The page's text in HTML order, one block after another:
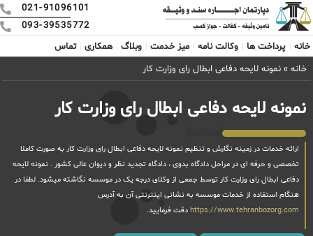
021-91096101
093-39535772
خانه
پرداخت ها وکالت نامه میز خدمت وبلاگ همکاری
تماس
خانه » نمونه لایحه دفاعی ابطال رای وزارت کار
نمونه لایحه دفاعی ابطال رای وزارت کار
ارائه خدمات در زمینه نگارش و تنظیم نمونه لایحه دفاعی ابطال رای وزارت کار به صورت کاملا
تخصصی و حرفه ای در مراحل دادگاه بدوی ، دادگاه تجدید نظر و دیوان عالی کشور . نمونه لایحه
دفاعی ابطال رای وزارت کار توسط جمعی از وکلای درجه یک در موسسه نگاشته میشود. لطفا در
هنگام استفاده از خدمات موسسه به نشانی اینترنتی آن به آدرس
https://www.tehranbozorg.com دقت فرمایید.